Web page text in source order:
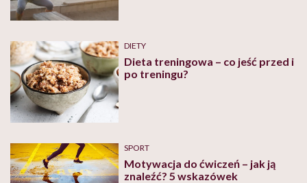
DIETY
Dieta treningowa – co jeść przed i
po treningu?
SPORT
Motywacja do ćwiczeń – jak ją
znaleźć? 5 wskazówek